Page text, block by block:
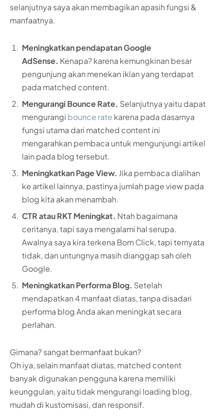
selanjutnya saya akan membagikan apasih fungsi &
manfaatnya.
Meningkatkan pendapatan Google
AdSense. Kenapa? karena kemungkinan besar
pengunjung akan menekan iklan yang terdapat
pada matched content.
Mengurangi Bounce Rate. Selanjutnya yaitu dapat
mengurangi bounce rate karena pada dasarnya
fungsi utama dari matched content ini
mengarahkan pembaca untuk mengunjungi artikel
lain pada blog tersebut.
Meningkatkan Page View. Jika pembaca dialihan
ke artikel lainnya, pastinya jumlah page view pada
blog kita akan menambah.
CTR atau RKT Meningkat. Ntah bagaimana
ceritanya, tapi saya mengalami hal serupa.
Awalnya saya kira terkena Bom Click, tapi ternyata
tidak, dan untungnya masih dianggap sah oleh
Google.
Meningkatkan Performa Blog. Setelah
mendapatkan 4 manfaat diatas, tanpa disadari
performa blog Anda akan meningkat secara
perlahan.
Gimana? sangat bermanfaat bukan?
Oh iya, selain manfaat diatas, matched content
banyak digunakan pengguna karena memiliki
keunggulan, yaitu tidak mengurangi loading blog,
mudah di kustomisasi, dan responsif.